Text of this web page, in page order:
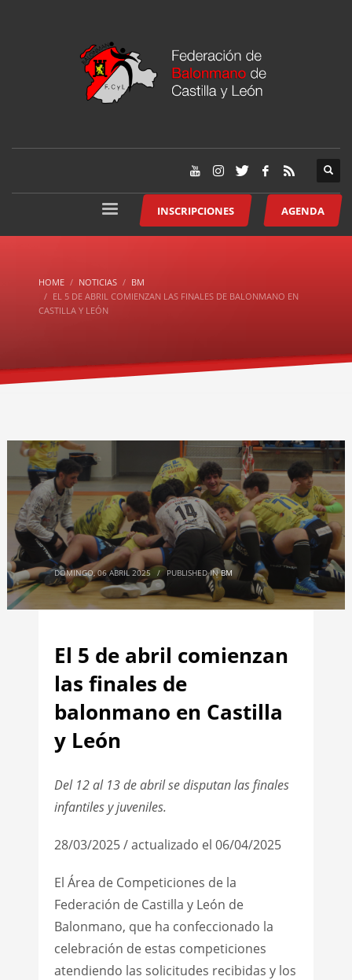
INSCRIPCIONES AGENDA
HOME NOTICIAS
BM
EL 5 DE ABRIL COMIENZAN LAS FINALES DE BALONMANO EN
CASTILLA Y LEÓN
DOMINGO, 06 ABRIL 2025 / PUBLISHED INBM
El 5 de abril comienzan
las finales de
balonmano en Castilla
y León
Del 12 al 13 de abril se disputan las finales
infantiles y juveniles.
28/03/2025 / actualizado el 06/04/2025
El Área de Competiciones de la
Federación de Castilla y León de
Balonmano, que ha confeccionado la
celebración de estas competiciones
atendiendo las solicitudes recibidas y los